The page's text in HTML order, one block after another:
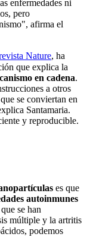
enfermedades ni
pero
afirma el
Nature, ha
que explica la
en cadena.
a otros
se conviertan en
Santamaria.
y reproducible.
es que
autoinmunes
se han
múltiple y la artritis
podemos